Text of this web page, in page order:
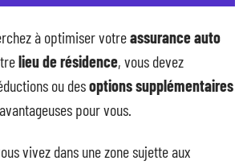
à optimiser votreassurance auto
lieu de résidence, vous devez
ou desoptions supplémentaires
pour vous.
vivez dans une zone sujette aux